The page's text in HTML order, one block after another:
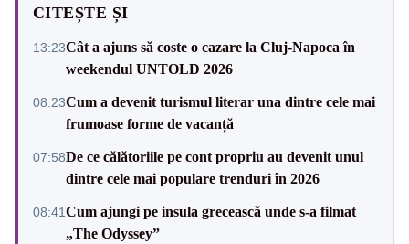
CITEȘTE ȘI
13:23Cât a ajuns să coste o cazare la Cluj-Napoca în
weekendul UNTOLD 2026
08:23Cum a devenit turismul literar una dintre cele mai
frumoase forme de vacanță
07:58De ce călătoriile pe cont propriu au devenit unul
dintre cele mai populare trenduri în 2026
08:41Cum ajungi pe insula grecească unde s-a filmat
„The Odyssey”